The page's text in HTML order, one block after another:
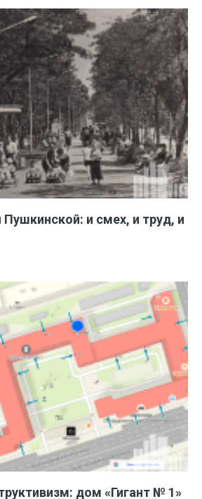
и смех, и труд, и
дом «Гигант № 1»